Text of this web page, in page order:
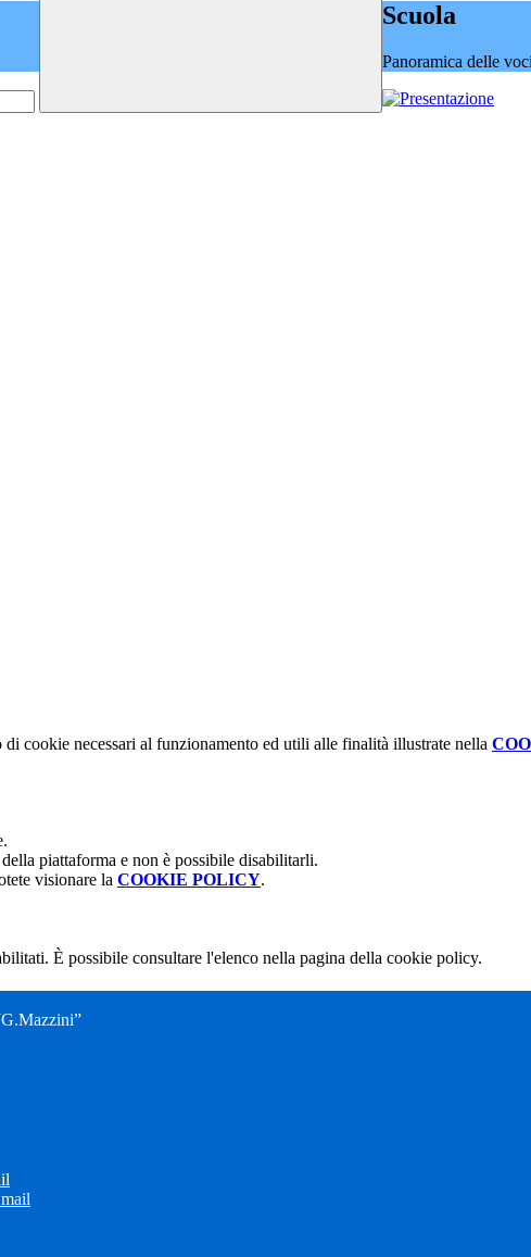
Scuola
Panoramica delle
cookie necessari al funzionamento ed utili alle finalità illustrate nella
piattaforma e non è possibile disabilitarli.
visionare la COOKIE POLICY.
È possibile consultare l'elenco nella pagina della cookie policy.